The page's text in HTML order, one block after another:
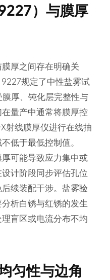
）与膜厚
厚之间存在明确关
规定了中性盐雾试
厚、钝化层完整性与
量产中通常将膜厚控
射线膜厚仪进行在线抽
低于最低控制值。
可能导致应力集中或
计阶段同步评估孔位
续装配干涉。盐雾验
析白锈与红锈的发生
盲区或电流分布不均
匀性与边角